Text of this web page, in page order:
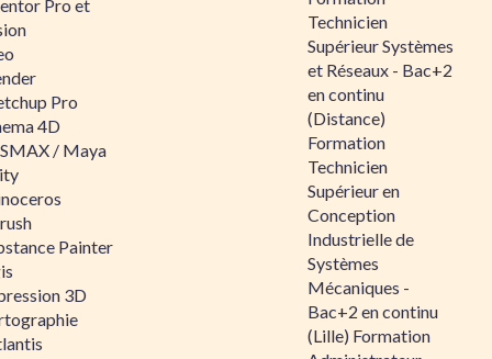
Pro et
Pro
4D
/ Maya
Painter
3D
Technicien
Supérieur Systèmes
et Réseaux - Bac+2
en continu
(Distance)
Formation
Technicien
Supérieur en
Conception
Industrielle de
Systèmes
Mécaniques -
Bac+2 en continu
(Lille) Formation